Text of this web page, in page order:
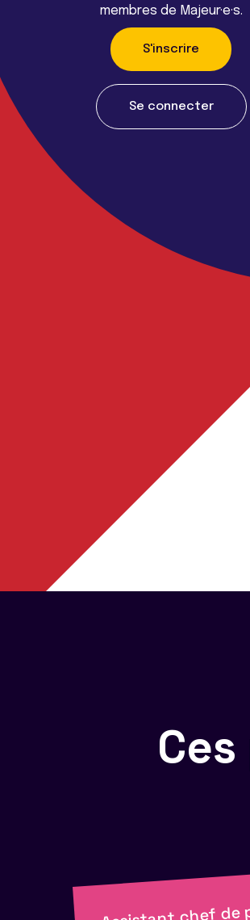
membres de Majeur·e·s.
S'inscrire
Se connecter